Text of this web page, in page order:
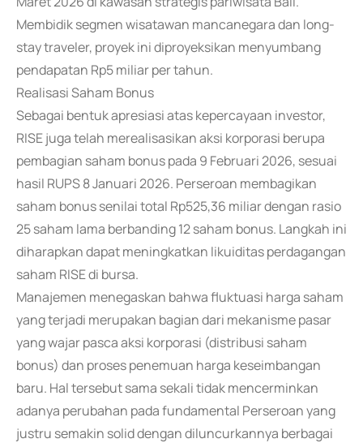
Membidik segmen wisatawan mancanegara dan long-
stay traveler, proyek ini diproyeksikan menyumbang
pendapatan Rp5 miliar per tahun.
Realisasi Saham Bonus
Sebagai bentuk apresiasi atas kepercayaan investor,
RISE juga telah merealisasikan aksi korporasi berupa
pembagian saham bonus pada 9 Februari 2026, sesuai
hasil RUPS 8 Januari 2026. Perseroan membagikan
saham bonus senilai total Rp525,36 miliar dengan rasio
25 saham lama berbanding 12 saham bonus. Langkah ini
diharapkan dapat meningkatkan likuiditas perdagangan
saham RISE di bursa.
Manajemen menegaskan bahwa fluktuasi harga saham
yang terjadi merupakan bagian dari mekanisme pasar
yang wajar pasca aksi korporasi (distribusi saham
bonus) dan proses penemuan harga keseimbangan
baru. Hal tersebut sama sekali tidak mencerminkan
adanya perubahan pada fundamental Perseroan yang
justru semakin solid dengan diluncurkannya berbagai